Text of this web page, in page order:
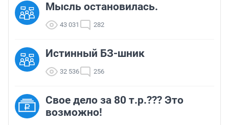
Мысль остановилась.
43 031 282
Истинный БЗ-шник
32 536 256
Свое дело за 80 т.р.??? Это
возможно!